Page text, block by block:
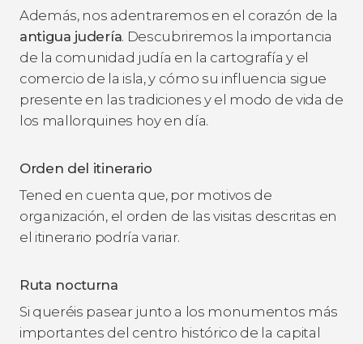
Además, nos adentraremos en el corazón de la
antigua judería. Descubriremos la importancia
de la comunidad judía en la cartografía y el
comercio de la isla, y cómo su influencia sigue
presente en las tradiciones y el modo de vida de
los mallorquines hoy en día.
Orden del itinerario
Tened en cuenta que, por motivos de
organización, el orden de las visitas descritas en
el itinerario podría variar.
Ruta nocturna
Si queréis pasear junto a los monumentos más
importantes del centro histórico de la capital